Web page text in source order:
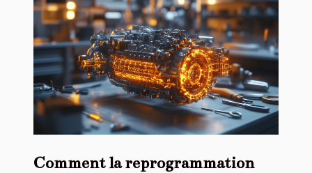
Comment la reprogrammation